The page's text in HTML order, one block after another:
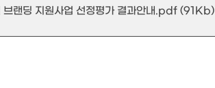
랜딩 지원사업 선정평가 결과안내.pdf (91Kb)